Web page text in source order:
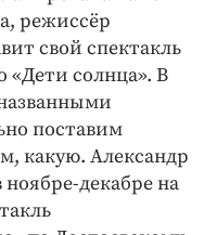
режиссёр
свой спектакль
«Дети солнца». В
поставим
какую. Александр
декабре на